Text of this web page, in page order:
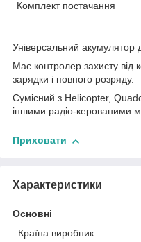
Комплект постачання
Універсальний акумулятор
Має контролер захисту від
зарядки і повного розряду.
Сумісний з Helicopter,
іншими радіо-керованими
Приховати
Характеристики
Основні
Країна виробник